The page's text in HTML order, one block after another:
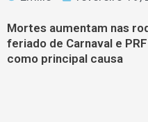
Mortes aumentam nas
feriado de Carnaval e
como principal causa